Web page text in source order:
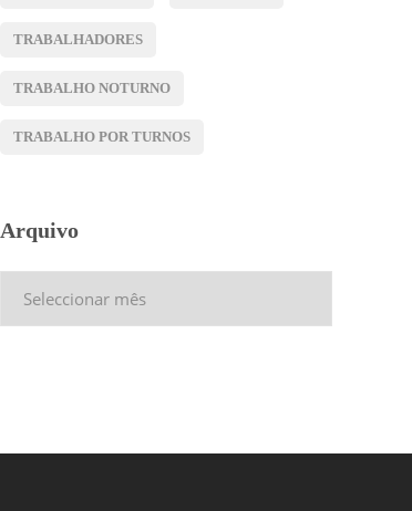
TRABALHADORES
TRABALHO NOTURNO
TRABALHO POR TURNOS
Arquivo